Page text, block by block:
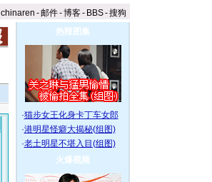
chinaren -邮件-博客- BBS-搜狗
热辣图集
·猫步女王化身卡丁车女郎
·港明星怪癖大揭秘(组图)
·老土明星不堪入目(组图)
火爆视频